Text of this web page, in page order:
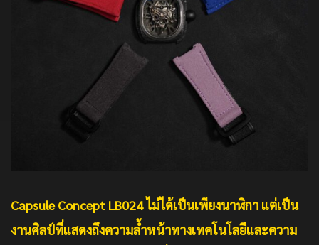
Capsule Concept LB024ไม่ได้เป็นเพียงนาฬิกา แต่เป็น
งานศิลป์ที่แสดงถึงความล้ำหน้าทางเทคโนโลยีและความ